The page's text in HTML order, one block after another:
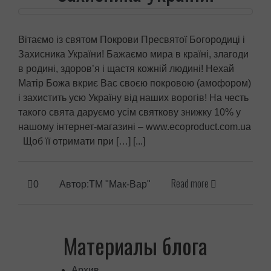
Вітаємо із святом Покрови Пресвятої Богородиці і
Захисника України! Бажаємо мира в країні, злагоди
в родині, здоров’я і щастя кожній людині! Нехай
Матір Божа вкриє Вас своєю покровою (амофором)
і захистить усю Україну від наших ворогів! На честь
такого свята даруємо усім святкову знижку 10% у
нашому інтернет-магазині – www.ecoproduct.com.ua
Щоб її отримати при […] [...]
0 Автор:ТМ "Мак-Вар" Read more
Материалы блога